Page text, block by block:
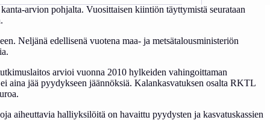
arvion pohjalta. Vuosittaisen kiintiön täyttymistä seurataan
Neljänä edellisenä vuotena maa- ja metsätalousministeriön
arvioi vuonna 2010 hylkeiden vahingoittaman
aina jää pyydykseen jäännöksiä. Kalankasvatuksen osalta RKTL
aiheuttavia halliyksilöitä on havaittu pyydysten ja kasvatuskassien